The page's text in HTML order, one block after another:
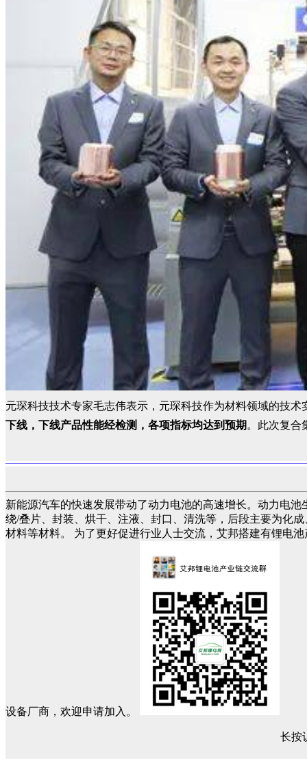
元琛科技技术专家毛志伟表示，元琛科技作为材料领域的技
下线，下线产品性能经检测，各项指标均达到预期 。此次复合
新能源汽车的快速发展带动了动力电池的高速增长。动力电
绕/叠片、封装、烘干、注液、封口、清洗等，后段主要为化
材料等材料。 为了更好促进行业人士交流，艾邦搭建有锂电
设备厂商，欢迎申请加入。
长按